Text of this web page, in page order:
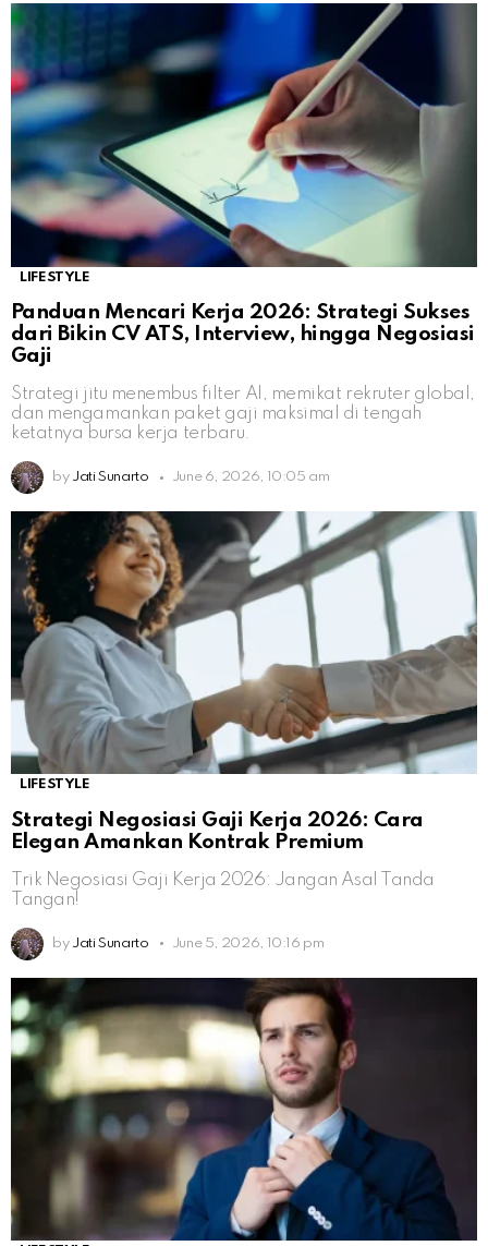
LIFESTYLE
Panduan Mencari Kerja 2026: Strategi Sukses
dari Bikin CV ATS, Interview, hingga Negosiasi
Gaji
Strategi jitu menembus filter AI, memikat rekruter global,
dan mengamankan paket gaji maksimal di tengah
ketatnya bursa kerja terbaru.
by Jati Sunarto June 6, 2026, 10:05 am
LIFESTYLE
Strategi Negosiasi Gaji Kerja 2026: Cara
Elegan Amankan Kontrak Premium
Trik Negosiasi Gaji Kerja 2026: Jangan Asal Tanda
Tangan!
by Jati Sunarto June 5, 2026, 10:16 pm